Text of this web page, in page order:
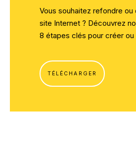
Vous souhaitez refondre
site Internet ? Découvrez
8 étapes clés pour créer
TÉLÉCHARGER